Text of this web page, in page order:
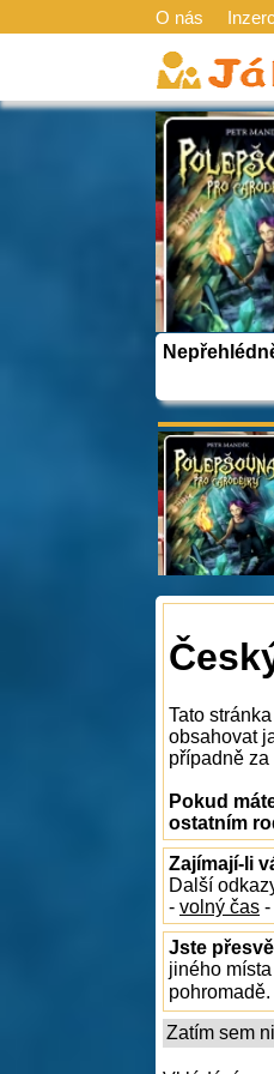
O nás
Tato
obsahovat
případně za
Pokud
ostatním
Zajímají-li
Další
- volný čas -
Jste
jiného
pohromadě.
Zatím sem